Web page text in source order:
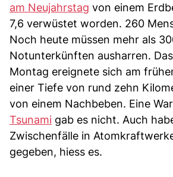
am Neujahrstag von einem
7,6 verwüstet worden. 260
Noch heute müssen mehr als
Notunterkünften ausharren.
Montag ereignete sich am
einer Tiefe von rund zehn
von einem Nachbeben. Eine
Tsunami gab es nicht. Auch
Zwischenfälle in
gegeben, hiess es.